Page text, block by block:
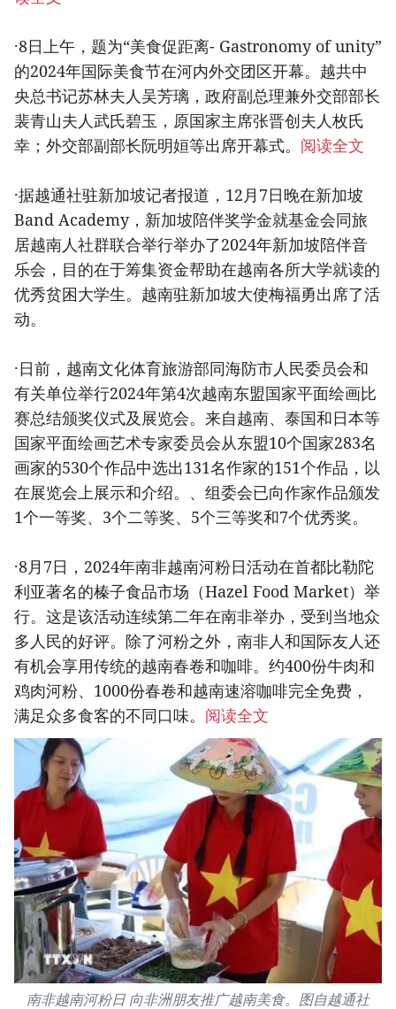
·8日上午，题为“美食促距离- Gastronomy of unity”
的2024年国际美食节在河内外交团区开幕。越共中
央总书记苏林夫人吴芳璃，政府副总理兼外交部部长
裴青山夫人武氏碧玉，原国家主席张晋创夫人枚氏
幸；外交部副部长阮明姮等出席开幕式。 阅读全文
·据越通社驻新加坡记者报道，12月7日晚在新加坡
Band Academy，新加坡陪伴奖学金就基金会同旅
居越南人社群联合举行举办了2024年新加坡陪伴音
乐会，目的在于筹集资金帮助在越南各所大学就读的
优秀贫困大学生。越南驻新加坡大使梅福勇出席了活
动。
·日前，越南文化体育旅游部同海防市人民委员会和
有关单位举行2024年第4次越南东盟国家平面绘画比
赛总结颁奖仪式及展览会。来自越南、泰国和日本等
国家平面绘画艺术专家委员会从东盟10个国家283名
画家的530个作品中选出131名作家的151个作品，以
在展览会上展示和介绍。、组委会已向作家作品颁发
1个一等奖、3个二等奖、5个三等奖和7个优秀奖。
·8月7日，2024年南非越南河粉日活动在首都比勒陀
利亚著名的榛子食品市场（Hazel Food Market）举
行。这是该活动连续第二年在南非举办，受到当地众
多人民的好评。除了河粉之外，南非人和国际友人还
有机会享用传统的越南春卷和咖啡。约400份牛肉和
鸡肉河粉、1000份春卷和越南速溶咖啡完全免费，
满足众多食客的不同口味。 阅读全文
南非越南河粉日 向非洲朋友推广越南美食。图自越通社